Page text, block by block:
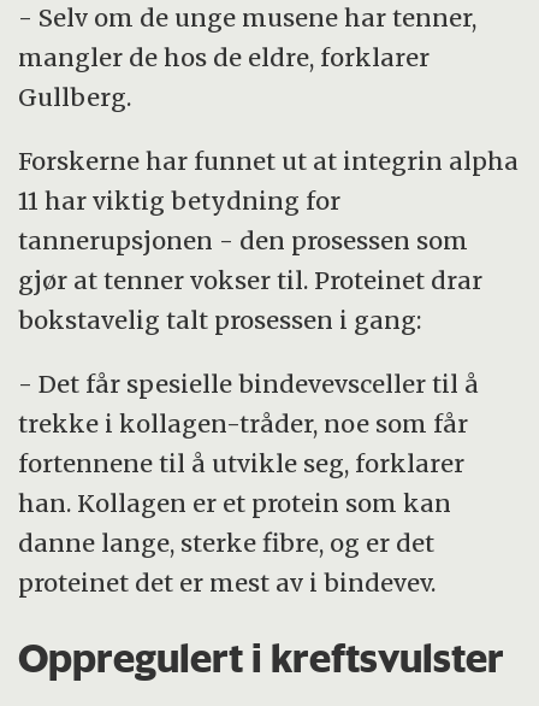
- Selv om de unge musene har tenner,
mangler de hos de eldre, forklarer
Gullberg.
Forskerne har funnet ut at integrin alpha
11 har viktig betydning for
tannerupsjonen - den prosessen som
gjør at tenner vokser til. Proteinet drar
bokstavelig talt prosessen i gang:
- Det får spesielle bindevevsceller til å
trekke i kollagen-tråder, noe som får
fortennene til å utvikle seg, forklarer
han. Kollagen er et protein som kan
danne lange, sterke fibre, og er det
proteinet det er mest av i bindevev.
Oppregulert i kreftsvulster